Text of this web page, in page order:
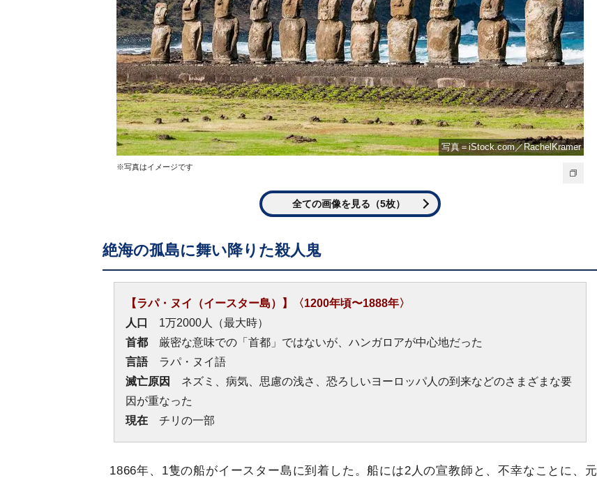
写真＝iStock.com／RachelKramer
※写真はイメージです
全ての画像を見る（5枚）
絶海の孤島に舞い降りた殺人鬼
【ラパ・ヌイ（イースター島）】〈1200年頃〜1888年〉
人口
1万2000人（最大時）
首都 厳密な意味での「首都」ではないが、ハンガロアが中心地だった
言語ラパ・ヌイ語
滅亡原因
ネズミ、病気、思慮の浅さ、恐ろしいヨーロッパ人の到来などのさまざまな要
因が重なった
現在 チリの一部
1866年、1隻の船がイースター島に到着した。船には2人の宣教師と、不幸なことに、元